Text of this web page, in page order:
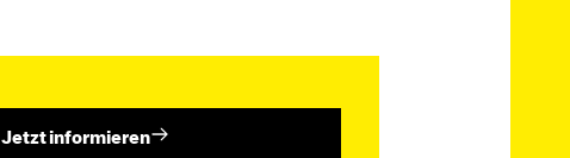
Jetzt informieren